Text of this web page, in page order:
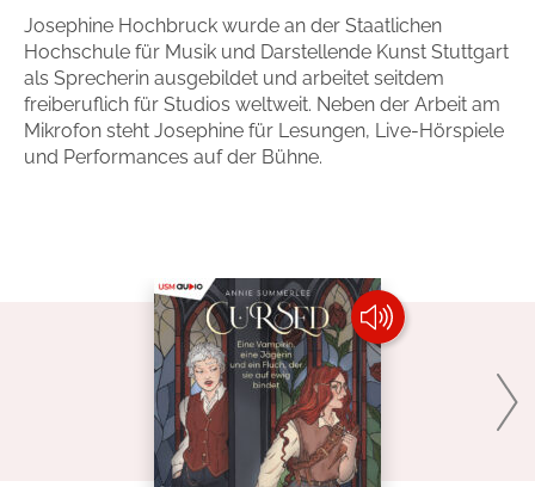
Man sieht sich
Ratgeber und Sachbuch
Reihen
Handel
Presse
Blogger und Influencer
Josephine Hochbruck wurde an der Staatlichen
Hochschule für Musik und Darstellende Kunst Stuttgart
als Sprecherin ausgebildet und arbeitet seitdem
freiberuflich für Studios weltweit. Neben der Arbeit am
Mikrofon steht Josephine für Lesungen, Live-Hörspiele
und Performances auf der Bühne.